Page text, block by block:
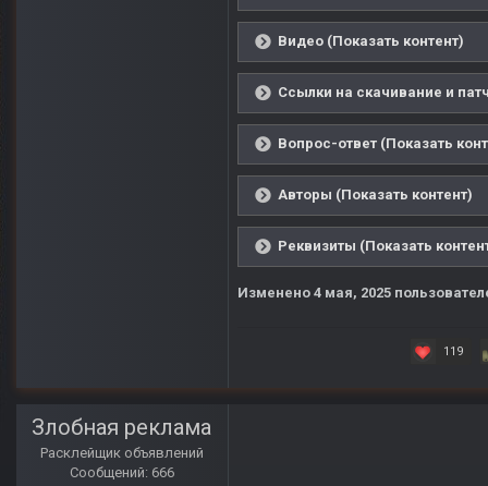
Видео (Показать контент)
Ссылки на скачивание и
Вопрос-ответ (Показать
Авторы (Показать контент)
Реквизиты (Показать
Изменено 4 мая, 2025
119
Злобная реклама
Расклейщик объявлений
Сообщений: 666